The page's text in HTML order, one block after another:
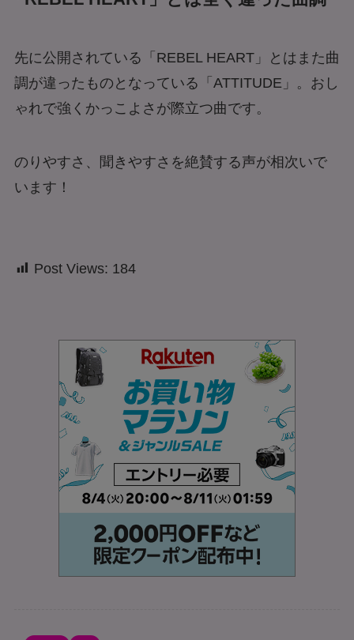
先に公開されている「REBEL HEART」とはまた曲
調が違ったものとなっている「ATTITUDE」。おし
ゃれで強くかっこよさが際立つ曲です。
のりやすさ、聞きやすさを絶賛する声が相次いで
います！
Post Views: 184